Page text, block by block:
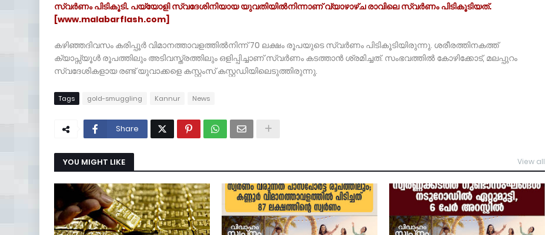
സ്വർണം പിടികൂടി. പയ്യോളി സ്വദേശിനിയായ യുവതിയിൽനിന്നാണ് വ്യാഴാഴ്ച രാവിലെ സ്വർണം പിടികൂടിയത്.
[www.malabarflash.com]
കഴിഞ്ഞദിവസം കരിപ്പൂർ വിമാനത്താവളത്തിൽനിന്ന് 70 ലക്ഷം രൂപയുടെ സ്വർണം പിടികൂടിയിരുന്നു. ശരീരത്തിനകത്ത്
ക്യാപ്സ്യൂൾ രൂപത്തിലും അടിവസ്ത്രത്തിലും ഒളിപ്പിച്ചാണ് സ്വർണം കടത്താൻ ശ്രമിച്ചത്. സംഭവത്തിൽ കോഴിക്കോട്, മലപ്പുറം
സ്വദേശികളായ രണ്ട് യുവാക്കളെ കസ്റ്റംസ് കസ്റ്റഡിയിലെടുത്തിരുന്നു.
Tags gold-smuggling Kannur News
Share
YOU MIGHT LIKE View all